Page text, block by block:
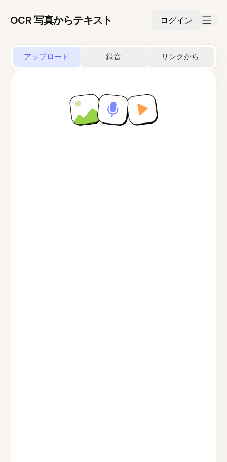
OCR 写真からテキスト ログイン
アップロード 録音 リンクから